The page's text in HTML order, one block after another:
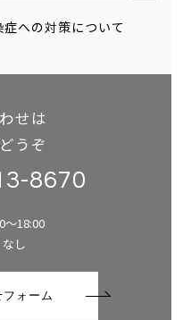
への対策について
せは
うぞ
8670
～18:00
し
フォーム